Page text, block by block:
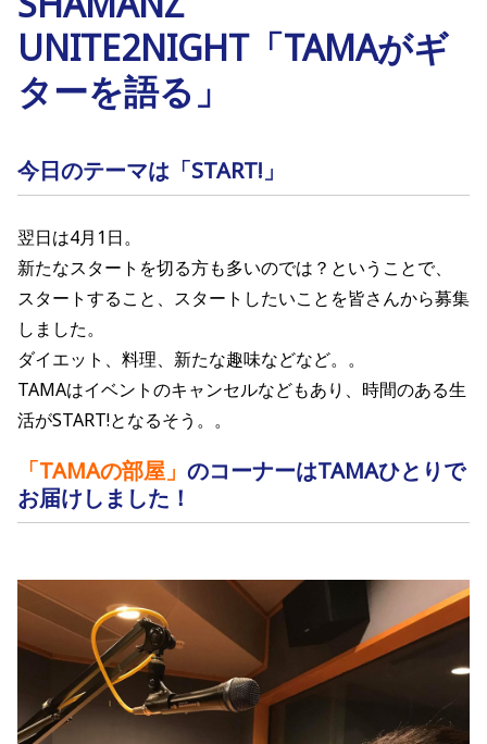
UNITE2NIGHT「TAMAがギ
ターを語る」
今日のテーマは「START!」
翌日は4月1日。
新たなスタートを切る方も多いのでは？ということで、
スタートすること、スタートしたいことを皆さんから募集
しました。
ダイエット、料理、新たな趣味などなど。。
TAMAはイベントのキャンセルなどもあり、時間のある生
活がSTART!となるそう。。
「TAMAの部屋 」 のコーナーはTAMAひとりで
お届けしました！